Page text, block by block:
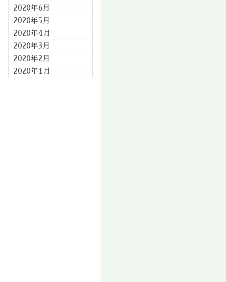
2020年6月
2020年5月
2020年4月
2020年3月
2020年2月
2020年1月